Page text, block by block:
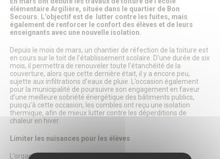
Les Rendez-vous aux jardins
Services Espaces verts
Lieux de culte
FAMILLE
Petite enfance
Crèche familiale
Haltes-garderies
Multi-accueil « Les Berceaux Brunehaut »
La Maison des bébés
Relais Petite Enfance
Enfance
Etablissements scolaires publics
Restauration scolaire
élémentaire Argilière, située dans le quartier de Bon
Secours. L’objectif est de lutter contre les fuites, mais
également de renforcer le confort des élèves et de leurs
enseignants avec une nouvelle isolation.
Depuis le mois de mars, un chantier de réfection de la toiture est
en cours sur le toit de l’établissement scolaire. D’une durée de six
mois, il permettra de renouveler toute l’étanchéité de la
couverture, alors que cette dernière était, il y a encore peu,
sujette aux infiltrations d’eaux de pluie. L’occasion également
pour la municipalité de poursuivre son engagement en faveur
d’une meilleure sobriété énergétique des bâtiments publics,
puisqu’à cette occasion, les combles ont reçu une isolation
thermique, afin de mieux lutter contre les déperditions de
chaleur en hiver.
Limiter les nuisances pour les élèves
L’organisation des travaux passe nécessairement par la